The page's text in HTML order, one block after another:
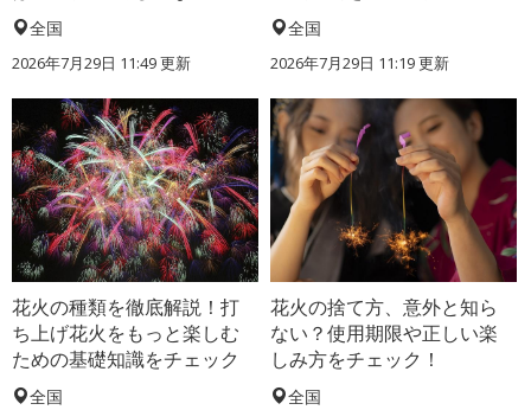
全国
2026年7月29日 11:49 更新
全国
2026年7月29日 11:19 更新
花火の種類を徹底解説！打
ち上げ花火をもっと楽しむ
ための基礎知識をチェック
全国
花火の捨て方、意外と知ら
ない？使用期限や正しい楽
しみ方をチェック！
全国